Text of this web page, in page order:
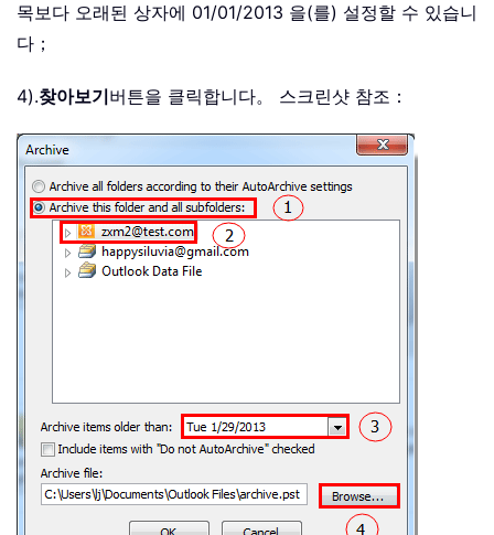
목보다 오래된 상자에 01/01/2013 을(를) 설정할 수 있습니
다；
4).찾아보기버튼을 클릭합니다。 스크린샷 참조：